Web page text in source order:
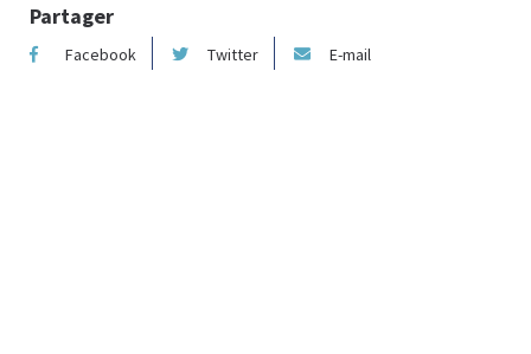
Partager
Facebook Twitter E-mail